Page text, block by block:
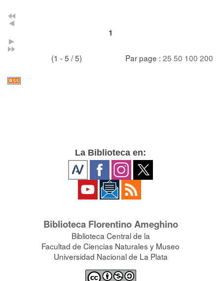
1
(1 - 5 / 5) Par page : 25 50 100 200
La Biblioteca en:
Biblioteca Florentino Ameghino
Biblioteca Central de la
Facultad de Ciencias Naturales y Museo
Universidad Nacional de La Plata